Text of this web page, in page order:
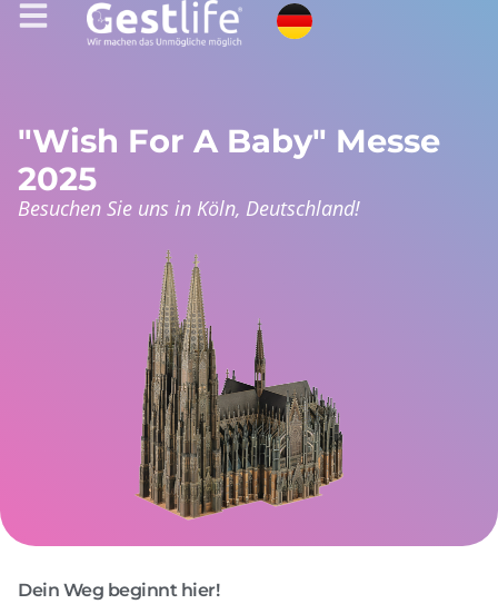
"Wish For A Baby" Messe
2025
Besuchen Sie uns in Köln, Deutschland!
Dein Weg beginnt hier!